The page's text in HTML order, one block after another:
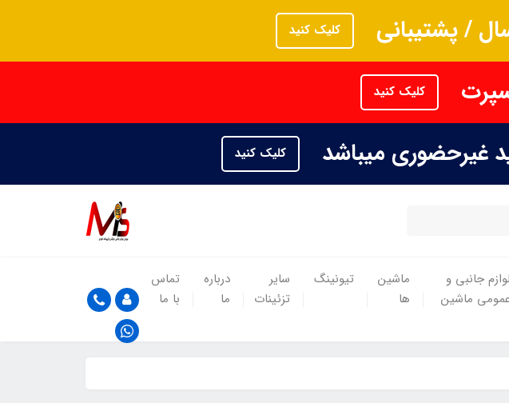
/ پشتیبانی کلیک کنید
کلیک کنید
غیرحضوری میباشد کلیک کنید
لوازم جانبی و
ماشین
ماشین
ها
تیونینگ
سایر
تزئینات
درباره
ما
تماس
با ما